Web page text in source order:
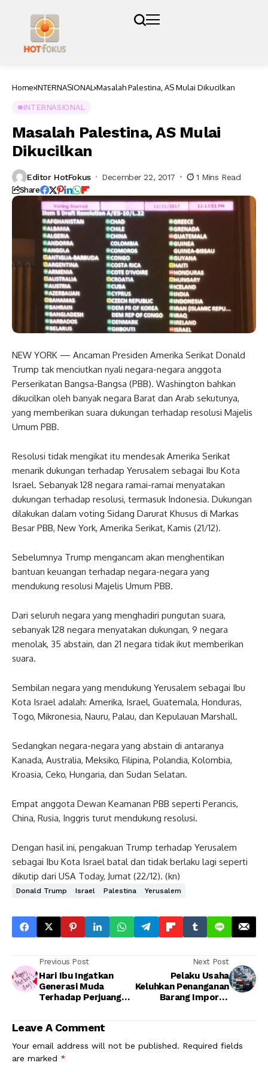
Home INTERNASIONAL Masalah Palestina, AS Mulai Dikucilkan
INTERNASIONAL
Masalah Palestina, AS Mulai
Dikucilkan
Editor HotFokus December 22, 2017 1 Mins Read
Share
NEW YORK — Ancaman Presiden Amerika Serikat Donald
Trump tak menciutkan nyali negara-negara anggota
Perserikatan Bangsa-Bangsa (PBB). Washington bahkan
dikucilkan oleh banyak negara Barat dan Arab sekutunya,
yang memberikan suara dukungan terhadap resolusi Majelis
Umum PBB.
Resolusi tidak mengikat itu mendesak Amerika Serikat
menarik dukungan terhadap Yerusalem sebagai Ibu Kota
Israel. Sebanyak 128 negara ramai-ramai menyatakan
dukungan terhadap resolusi, termasuk Indonesia. Dukungan
dilakukan dalam voting Sidang Darurat Khusus di Markas
Besar PBB, New York, Amerika Serikat, Kamis (21/12).
Sebelumnya Trump mengancam akan menghentikan
bantuan keuangan terhadap negara-negara yang
mendukung resolusi Majelis Umum PBB.
Dari seluruh negara yang menghadiri pungutan suara,
sebanyak 128 negara menyatakan dukungan, 9 negara
menolak, 35 abstain, dan 21 negara tidak ikut memberikan
suara.
Sembilan negara yang mendukung Yerusalem sebagai Ibu
Kota Israel adalah: Amerika, Israel, Guatemala, Honduras,
Togo, Mikronesia, Nauru, Palau, dan Kepulauan Marshall.
Sedangkan negara-negara yang abstain di antaranya
Kanada, Australia, Meksiko, Filipina, Polandia, Kolombia,
Kroasia, Ceko, Hungaria, dan Sudan Selatan.
Empat anggota Dewan Keamanan PBB seperti Perancis,
China, Rusia, Inggris turut mendukung resolusi.
Dengan hasil ini, pengakuan Trump terhadap Yerusalem
sebagai Ibu Kota Israel batal dan tidak berlaku lagi seperti
dikutip dari USA Today, Jumat (22/12). (kn)
Donald Trump Israel Palestina Yerusalem
Previous Post
Hari Ibu Ingatkan
Generasi Muda
Terhadap Perjuangan
Next Post
Pelaku Usaha
Keluhkan Penanganan
Barang Impor di
Leave A Comment
Your email address will not be published. Required fields
are marked *